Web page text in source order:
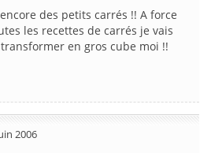
des petits carrés !! A force
les recettes de carrés je vais
en gros cube moi !!
2006